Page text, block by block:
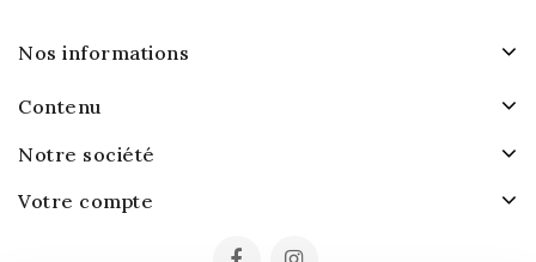
Nos informations
Contenu
Notre société
Votre compte